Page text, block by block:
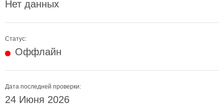
Нет данных
Статус:
Оффлайн
Дата последней проверки:
24 Июня 2026